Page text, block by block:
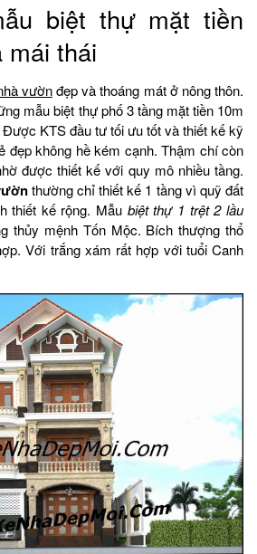
biệt thự mặt tiền
mái thái
vườnđẹp và thoáng mát ở nông thôn.
mẫu biệt thự phố 3 tầng mặt tiền 10m
KTS đầu tư tối ưu tốt và thiết kế kỹ
đẹp không hề kém cạnh. Thậm chí còn
được thiết kế với quy mô nhiều tầng.
thường chỉ thiết kế 1 tầng vì quỹ đất
thiết kế rộng. Mẫu biệt thự 1 trệt 2 lầu
thủy mệnh Tốn Mộc. Bích thượng thổ
Với trắng xám rất hợp với tuổi Canh